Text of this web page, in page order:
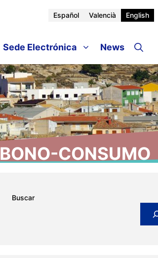
Español Valencià English
Sede Electrónica News
BONO-CONSUMO
Buscar